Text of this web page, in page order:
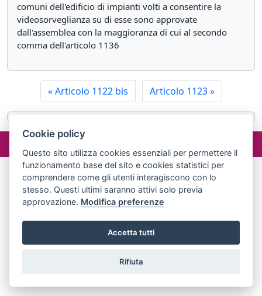
comuni dell'edificio di impianti volti a consentire la
videosorveglianza su di esse sono approvate
dall'assemblea con la maggioranza di cui al secondo
comma dell'articolo 1136
«Articolo 1122 bis Articolo 1123»
©2024 misterlex.it -
02029690472
Cookie policy
Questo sito utilizza cookies essenziali per permettere il
funzionamento base del sito e cookies statistici per
comprendere come gli utenti interagiscono con lo
stesso. Questi ultimi saranno attivi solo previa
approvazione. Modifica preferenze
Accetta tutti
Rifiuta